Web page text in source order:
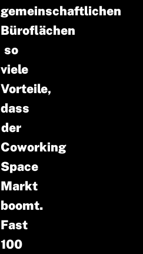
gemeinschaftlichen
Büroflächen
so
viele
Vorteile,
dass
der
Coworking
Space
Markt
boomt.
Fast
100